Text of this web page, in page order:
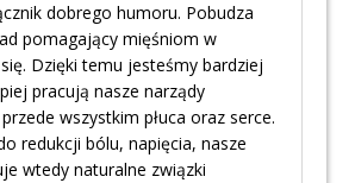
dobrego humoru. Pobudza
pomagający mięśniom w
Dzięki temu jesteśmy bardziej
pracują nasze narządy
wszystkim płuca oraz serce.
redukcji bólu, napięcia, nasze
wtedy naturalne związki